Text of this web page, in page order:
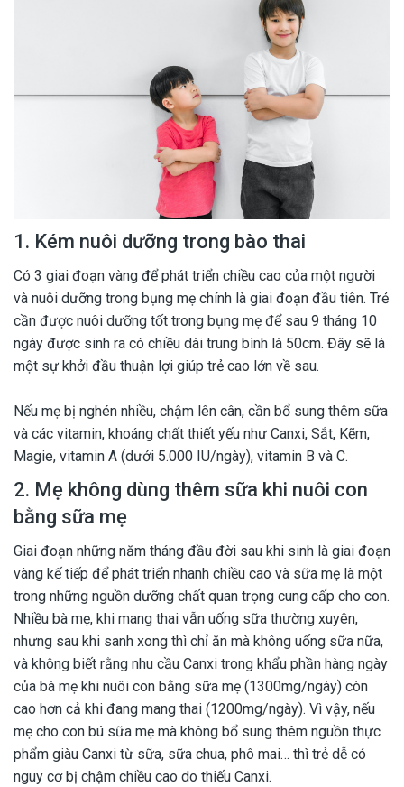
1. Kém nuôi dưỡng trong bào thai
Có 3 giai đoạn vàng để phát triển chiều cao của một người
và nuôi dưỡng trong bụng mẹ chính là giai đoạn đầu tiên. Trẻ
cần được nuôi dưỡng tốt trong bụng mẹ để sau 9 tháng 10
ngày được sinh ra có chiều dài trung bình là 50cm. Đây sẽ là
một sự khởi đầu thuận lợi giúp trẻ cao lớn về sau.
Nếu mẹ bị nghén nhiều, chậm lên cân, cần bổ sung thêm sữa
và các vitamin, khoáng chất thiết yếu như Canxi, Sắt, Kẽm,
Magie, vitamin A (dưới 5.000 IU/ngày), vitamin B và C.
2. Mẹ không dùng thêm sữa khi nuôi con
bằng sữa mẹ
Giai đoạn những năm tháng đầu đời sau khi sinh là giai đoạn
vàng kế tiếp để phát triển nhanh chiều cao và sữa mẹ là một
trong những nguồn dưỡng chất quan trọng cung cấp cho con.
Nhiều bà mẹ, khi mang thai vẫn uống sữa thường xuyên,
nhưng sau khi sanh xong thì chỉ ăn mà không uống sữa nữa,
và không biết rằng nhu cầu Canxi trong khẩu phần hàng ngày
của bà mẹ khi nuôi con bằng sữa mẹ (1300mg/ngày) còn
cao hơn cả khi đang mang thai (1200mg/ngày). Vì vậy, nếu
mẹ cho con bú sữa mẹ mà không bổ sung thêm nguồn thực
phẩm giàu Canxi từ sữa, sữa chua, phô mai… thì trẻ dễ có
nguy cơ bị chậm chiều cao do thiếu Canxi.